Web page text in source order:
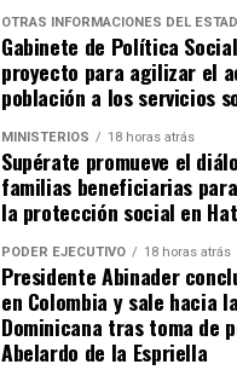
OTRAS INFORMACIONES DEL
Gabinete de Política
proyecto para agilizar el
población a los servicios
MINISTERIOS 18 horas atrás
Supérate promueve el
familias beneficiarias
la protección social en
PODER EJECUTIVO 18 horas atrás
Presidente Abinader
en Colombia y sale hacia
Dominicana tras toma de
Abelardo de la Espriella